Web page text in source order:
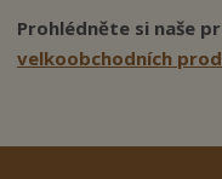
Prohlédněte si naše
velkoobchodních